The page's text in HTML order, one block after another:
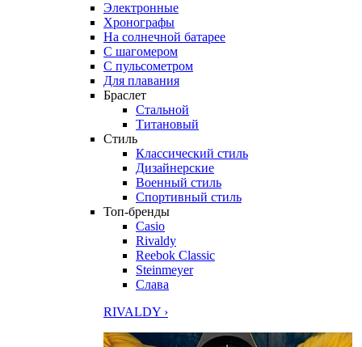
Электронные
Хронографы
На солнечной батарее
С шагомером
С пульсометром
Для плавания
Браслет
Стальной
Титановый
Стиль
Классический стиль
Дизайнерские
Военный стиль
Спортивный стиль
Топ-бренды
Casio
Rivaldy
Reebok Classic
Steinmeyer
Слава
RIVALDY ›